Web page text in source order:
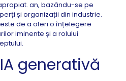
an, bazându-se pe
și organizații din industrie.
de a oferi o înțelegere
iminente și a rolului
generativă